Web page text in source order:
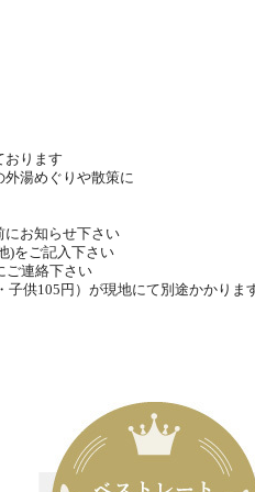
おります
湯めぐりや散策に
にお知らせ下さい
)をご記入下さい
ご連絡下さい
子供105円）が現地にて別途かかりま